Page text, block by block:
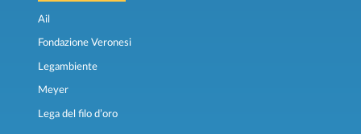
Ail
Fondazione Veronesi
Legambiente
Meyer
Lega del filo d’oro